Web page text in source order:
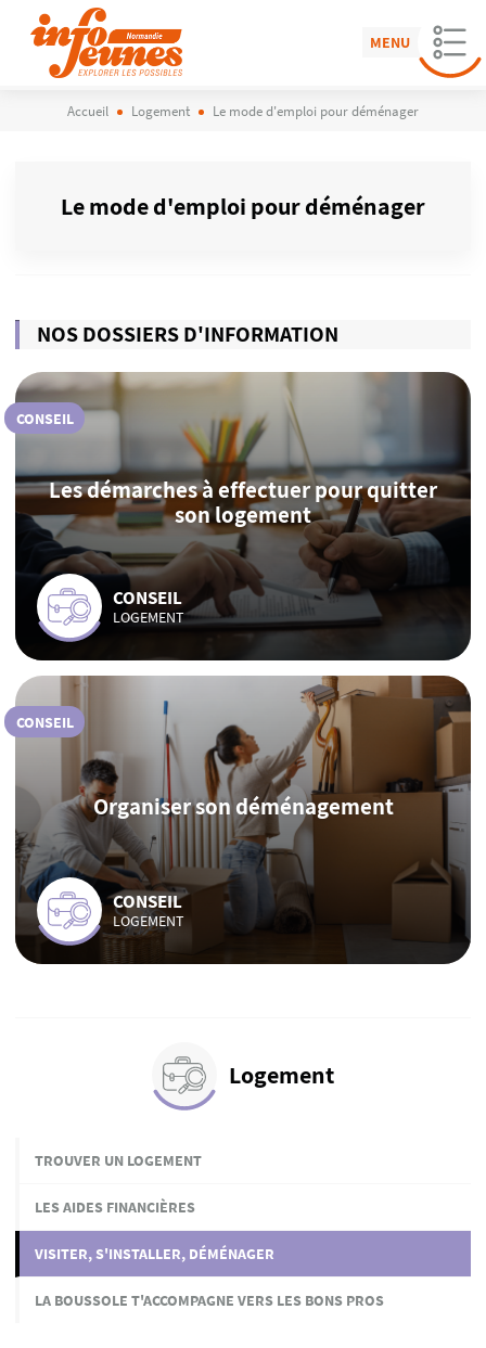
MENU
Accueil Logement Le mode d'emploi pour déménager
Logement
TROUVER UN LOGEMENT
LES AIDES FINANCIÈRES
VISITER, S'INSTALLER, DÉMÉNAGER
LA BOUSSOLE T'ACCOMPAGNE VERS LES BONS PROS
Le mode d'emploi pour déménager
NOS DOSSIERS D'INFORMATION
CONSEIL
Les démarches à effectuer pour quitter
son logement
CONSEIL
LOGEMENT
CONSEIL
Organiser son déménagement
CONSEIL
LOGEMENT